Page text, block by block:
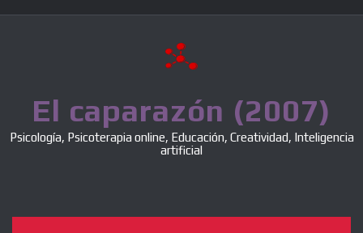
El caparazón (2007)
Psicología, Psicoterapia online, Educación, Creatividad, Inteligencia
artificial